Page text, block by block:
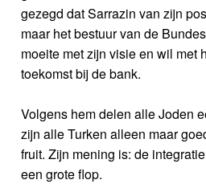
gezegd dat Sarrazin van zijn
maar het bestuur van de
moeite met zijn visie en wil met
toekomst bij de bank.
Volgens hem delen alle Joden
zijn alle Turken alleen maar
fruit. Zijn mening is: de
een grote flop.